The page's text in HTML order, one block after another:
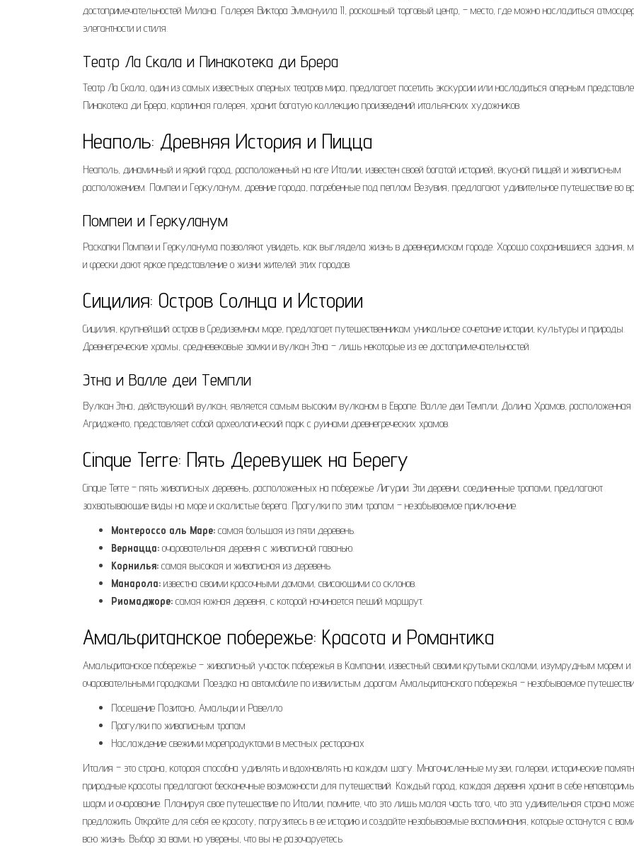
достопримечательностей Милана. Галерея Виктора Эммануила II, роскошный торговый центр, – место, где можно насладиться
элегантности и стиля.
Театр Ла Скала и Пинакотека ди Брера
Театр Ла Скала, один из самых известных оперных театров мира, предлагает посетить экскурсии или насладиться оперным
Пинакотека ди Брера, картинная галерея, хранит богатую коллекцию произведений итальянских художников.
Неаполь: Древняя История и Пицца
Неаполь, динамичный и яркий город, расположенный на юге Италии, известен своей богатой историей, вкусной пиццей и живописным
расположением. Помпеи и Геркуланум, древние города, погребенные под пеплом Везувия, предлагают удивительное путешествие во
Помпеи и Геркуланум
Раскопки Помпеи и Геркуланума позволяют увидеть, как выглядела жизнь в древнеримском городе. Хорошо сохранившиеся здания,
и фрески дают яркое представление о жизни жителей этих городов.
Сицилия: Остров Солнца и Истории
Сицилия, крупнейший остров в Средиземном море, предлагает путешественникам уникальное сочетание истории, культуры и природы.
Древнегреческие храмы, средневековые замки и вулкан Этна – лишь некоторые из ее достопримечательностей.
Этна и Валле деи Темпли
Вулкан Этна, действующий вулкан, является самым высоким вулканом в Европе. Валле деи Темпли, Долина Храмов, расположенная
Агридженто, представляет собой археологический парк с руинами древнегреческих храмов.
Cinque Terre: Пять Деревушек на Берегу
Cinque Terre – пять живописных деревень, расположенных на побережье Лигурии. Эти деревни, соединенные тропами, предлагают
захватывающие виды на море и скалистые берега. Прогулки по этим тропам – незабываемое приключение.
Монтероссо аль Маре: самая большая из пяти деревень.
Вернацца: очаровательная деревня с живописной гаванью.
Корнилья: самая высокая и живописная из деревень.
Манарола: известна своими красочными домами, свисающими со склонов.
Риомаджоре: самая южная деревня, с которой начинается пеший маршрут.
Амальфитанское побережье: Красота и Романтика
Амальфитанское побережье – живописный участок побережья в Кампании, известный своими крутыми скалами, изумрудным морем и
очаровательными городками. Поездка на автомобиле по извилистым дорогам Амальфитанского побережья – незабываемое
Посещение Позитано, Амальфи и Равелло
Прогулки по живописным тропам
Наслаждение свежими морепродуктами в местных ресторанах
Италия – это страна, которая способна удивлять и вдохновлять на каждом шагу. Многочисленные музеи, галереи, исторические
природные красоты предлагают бесконечные возможности для путешествий. Каждый город, каждая деревня хранит в себе
шарм и очарование. Планируя свое путешествие по Италии, помните, что это лишь малая часть того, что эта удивительная страна
предложить. Откройте для себя ее красоту, погрузитесь в ее историю и создайте незабываемые воспоминания, которые останутся с
всю жизнь. Выбор за вами, но уверены, что вы не разочаруетесь.